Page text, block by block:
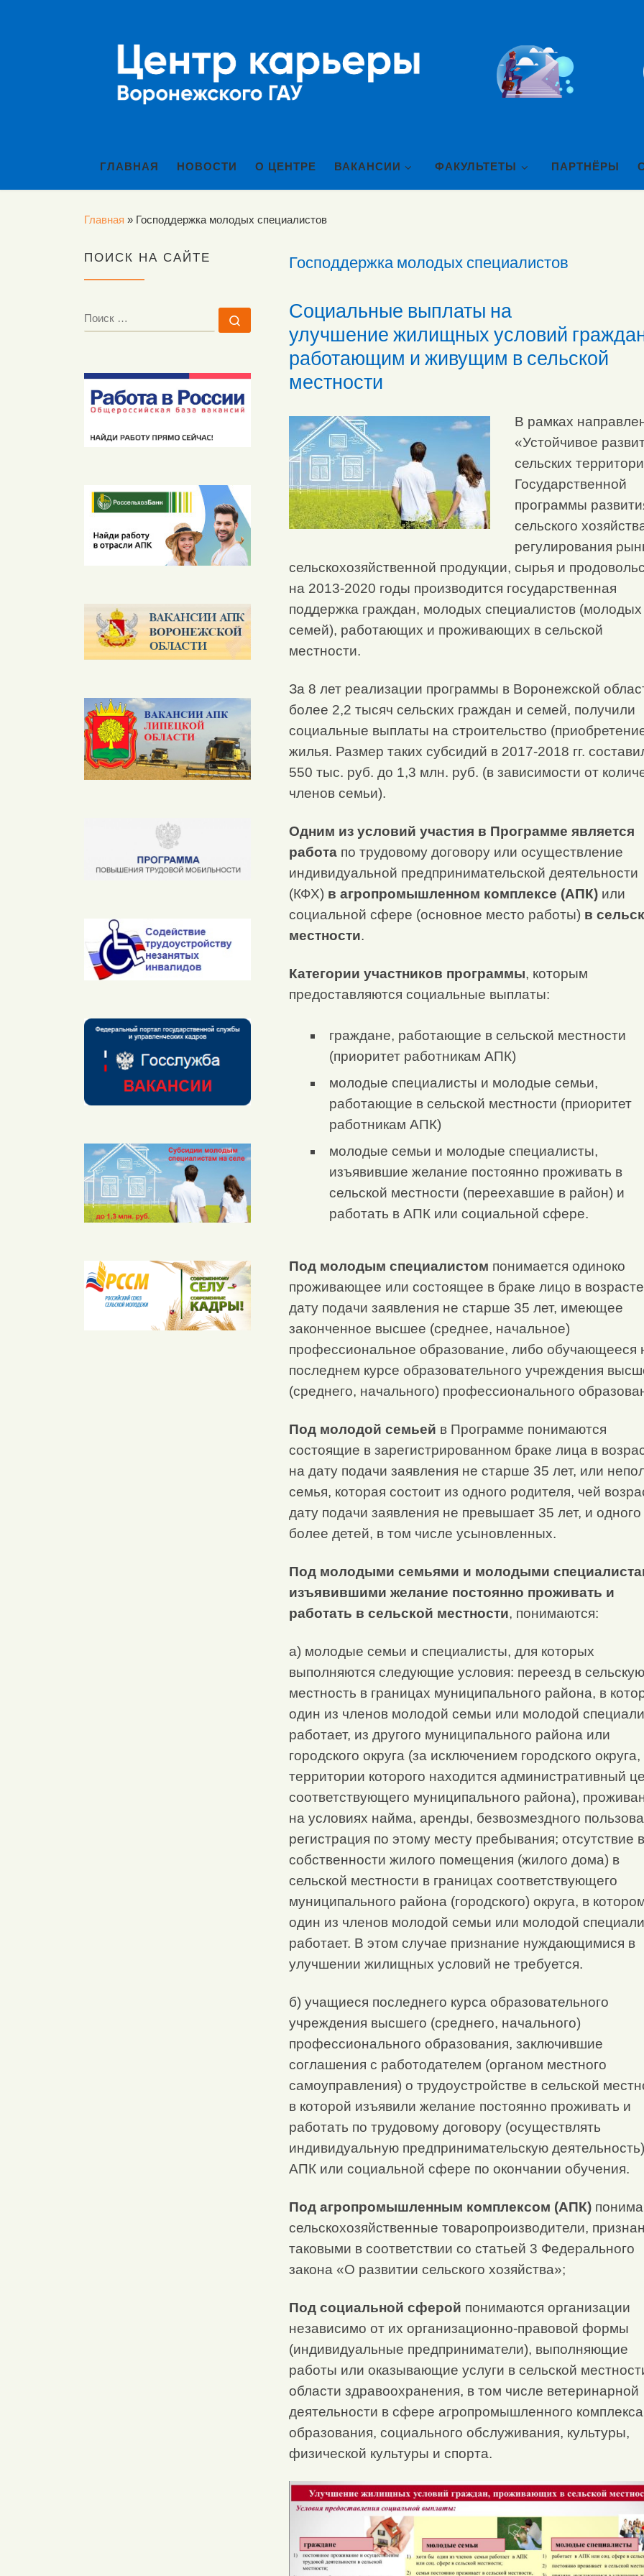
ГЛАВНАЯ НОВОСТИ О ЦЕНТРЕ ВАКАНСИИ ФАКУЛЬТЕТЫ ПАРТНЁРЫ
Главная » Господдержка молодых специалистов
Господдержка молодых специалистов
Социальные выплаты на
улучшение жилищных условий
работающим и живущим в сельской
местности
В рамках
«Устойчивое
сельских
Государственной
программы
сельского
регулирования
сельскохозяйственной продукции, сырья и
на 2013-2020 годы производится государственная
поддержка граждан, молодых специалистов (молодых
семей), работающих и проживающих в сельской
местности.
За 8 лет реализации программы в Воронежской
более 2,2 тысяч сельских граждан и семей, получили
социальные выплаты на строительство
жилья. Размер таких субсидий в 2017-2018 гг.
550 тыс. руб. до 1,3 млн. руб. (в зависимости от
членов семьи).
Одним из условий участия в Программе является
работа по трудовому договору или осуществление
индивидуальной предпринимательской деятельности
(КФХ) в агропромышленном комплексе (АПК) или
социальной сфере (основное место работы) в
местности.
Категории участников программы, которым
предоставляются социальные выплаты:
граждане, работающие в сельской местности
(приоритет работникам АПК)
молодые специалисты и молодые семьи,
работающие в сельской местности (приоритет
работникам АПК)
молодые семьи и молодые специалисты,
изъявившие желание постоянно проживать в
сельской местности (переехавшие в район) и
работать в АПК или социальной сфере.
Под молодым специалистом понимается одиноко
проживающее или состоящее в браке лицо в
дату подачи заявления не старше 35 лет, имеющее
законченное высшее (среднее, начальное)
профессиональное образование, либо обучающееся
последнем курсе образовательного учреждения
(среднего, начального) профессионального
Под молодой семьей в Программе понимаются
состоящие в зарегистрированном браке лица в
на дату подачи заявления не старше 35 лет, или
семья, которая состоит из одного родителя, чей
дату подачи заявления не превышает 35 лет, и
более детей, в том числе усыновленных.
Под молодыми семьями и молодыми
изъявившими желание постоянно проживать и
работать в сельской местности, понимаются:
а) молодые семьи и специалисты, для которых
выполняются следующие условия: переезд в сельскую
местность в границах муниципального района, в
один из членов молодой семьи или молодой
работает, из другого муниципального района или
городского округа (за исключением городского
территории которого находится административный
соответствующего муниципального района),
на условиях найма, аренды, безвозмездного
регистрация по этому месту пребывания; отсутствие в
собственности жилого помещения (жилого дома) в
сельской местности в границах соответствующего
муниципального района (городского) округа, в
один из членов молодой семьи или молодой
работает. В этом случае признание нуждающимися в
улучшении жилищных условий не требуется.
б) учащиеся последнего курса образовательного
учреждения высшего (среднего, начального)
профессионального образования, заключившие
соглашения с работодателем (органом местного
самоуправления) о трудоустройстве в сельской
в которой изъявили желание постоянно проживать и
работать по трудовому договору (осуществлять
индивидуальную предпринимательскую
АПК или социальной сфере по окончании обучения.
Под агропромышленным комплексом (АПК)
сельскохозяйственные товаропроизводители,
таковыми в соответствии со статьей 3 Федерального
закона «О развитии сельского хозяйства»;
Под социальной сферой понимаются организации
независимо от их организационно-правовой формы
(индивидуальные предприниматели), выполняющие
работы или оказывающие услуги в сельской
области здравоохранения, в том числе ветеринарной
деятельности в сфере агропромышленного
образования, социального обслуживания, культуры,
физической культуры и спорта.
ПОИСК НА САЙТЕ
ПОИСК Поиск …